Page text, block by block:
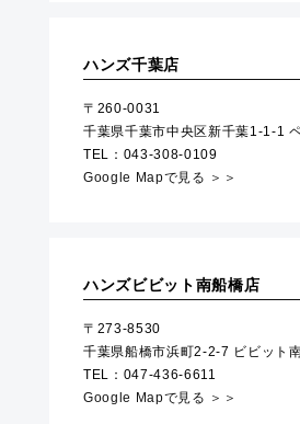
ハンズ千葉店
〒260-0031
千葉県千葉市中央区新千葉1-1-1
TEL：043-308-0109
Google Mapで見る ＞＞
ハンズビビット南船橋店
〒273-8530
千葉県船橋市浜町2-2-7 ビビット
TEL：047-436-6611
Google Mapで見る ＞＞